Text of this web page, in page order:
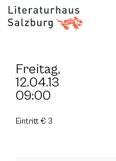
Freitag,
12.04.13
09:00
Eintritt € 3